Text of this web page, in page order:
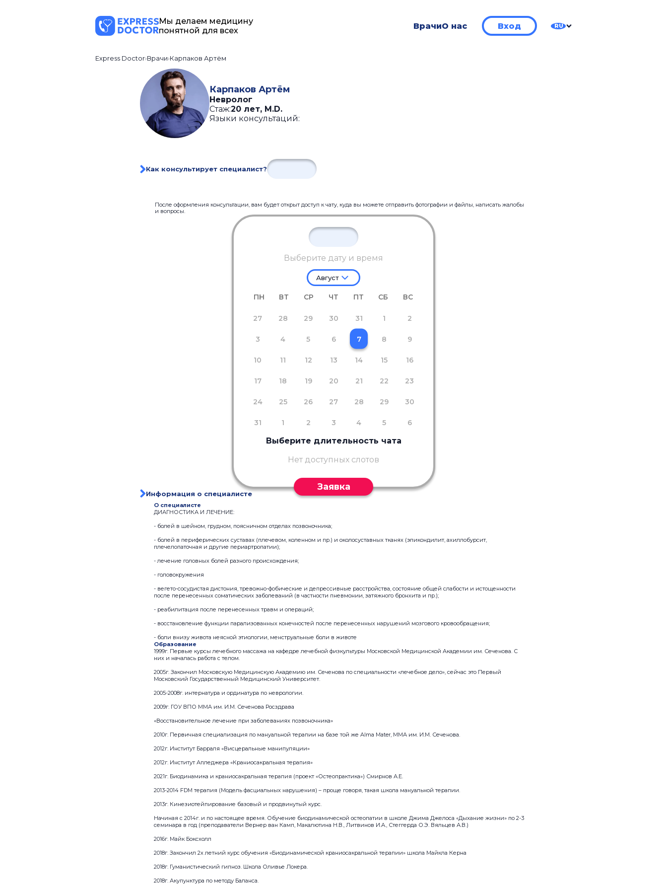
Мы делаем медицину
понятной для всех
ВрачиО нас Вход RU
Express Doctor Врачи Карпаков Артём
Карпаков Артём
Невролог
Стаж:20 лет, M.D.
Языки консультаций:
Как консультирует специалист?
После оформления консультации, вам будет открыт доступ к чату, куда вы можете отправить фотографии и файлы, написать жалобы
и вопросы.
Выберите дату и время
Август
ПН ВТ СР ЧТ ПТ СБ ВС
27 28 29 30 31 1 2
3 4 5 6 7 8 9
10 11 12 13 14 15 16
17 18 19 20 21 22 23
24 25 26 27 28 29 30
31 1 2 3 4 5 6
Выберите длительность чата
Нет доступных слотов
Заявка
Информация о специалисте
О специалисте
ДИАГНОСТИКА И ЛЕЧЕНИЕ:
- болей в шейном, грудном, поясничном отделах позвоночника;
- болей в периферических суставах (плечевом, коленном и пр.) и околосуставных тканях (эпикондилит, ахиллобурсит,
плечелопаточная и другие периартропатии);
- лечение головных болей разного происхождения;
- головокружения
- вегето-сосудистая дистония, тревожно-фобические и депрессивные расстройства, состояние общей слабости и истощенности
после перенесенных соматических заболеваний (в частности пневмонии, затяжного бронхита и пр.);
- реабилитация после перенесенных травм и операций;
- восстановление функции парализованных конечностей после перенесенных нарушений мозгового кровообращения;
- боли внизу живота неясной этиологии, менструальные боли в животе
Образование
1999г. Первые курсы лечебного массажа на кафедре лечебной физкультуры Московской Медицинской Академии им. Сеченова. С
них и началась работа с телом.
2005г. Закончил Московскую Медицинскую Академию им. Сеченова по специальности «лечебное дело», сейчас это Первый
Московский Государственный Медицинский Университет.
2005-2008г. интернатура и ординатура по неврологии.
2009г. ГОУ ВПО ММА им. И.М. Сеченова Росздрава
«Восстановительное лечение при заболеваниях позвоночника»
2010г. Первичная специализация по мануальной терапии на базе той же Alma Mater, ММА им. И.М. Сеченова.
2012г. Институт Барраля «Висцеральные манипуляции»
2012г. Институт Апледжера «Краниосакральная терапия»
2021г. Биодинамика и краниосакральная терапия (проект «Остеопрактика») Смирнов А.Е.
2013-2014 FDM терапия (Модель фасциальных нарушения) – проще говоря, такая школа мануальной терапии.
2013г. Кинезиотейпирование базовый и продвинутый курс.
Начиная с 2014г. и по настоящее время. Обучение биодинамической остеопатии в школе Джима Джелоса «Дыхание жизни» по 2-3
семинара в год (преподаватели Вернер ван Камп, Макалютина Н.В., Литвинов И.А., Стеггерда О.Э. Вяльцев А.В.)
2016г. Майк Боксхолл
2018г. Закончил 2х летний курс обучения «Биодинамической краниосакральной терапии» школа Майкла Керна
2018г. Гуманистический гипноз. Школа Оливье Локера.
2018г. Акупунктура по методу Баланса.